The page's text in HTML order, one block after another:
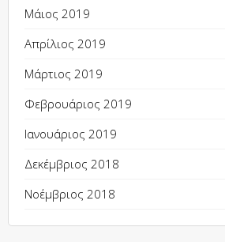
Μάιος 2019
Απρίλιος 2019
Μάρτιος 2019
Φεβρουάριος 2019
Ιανουάριος 2019
Δεκέμβριος 2018
Νοέμβριος 2018